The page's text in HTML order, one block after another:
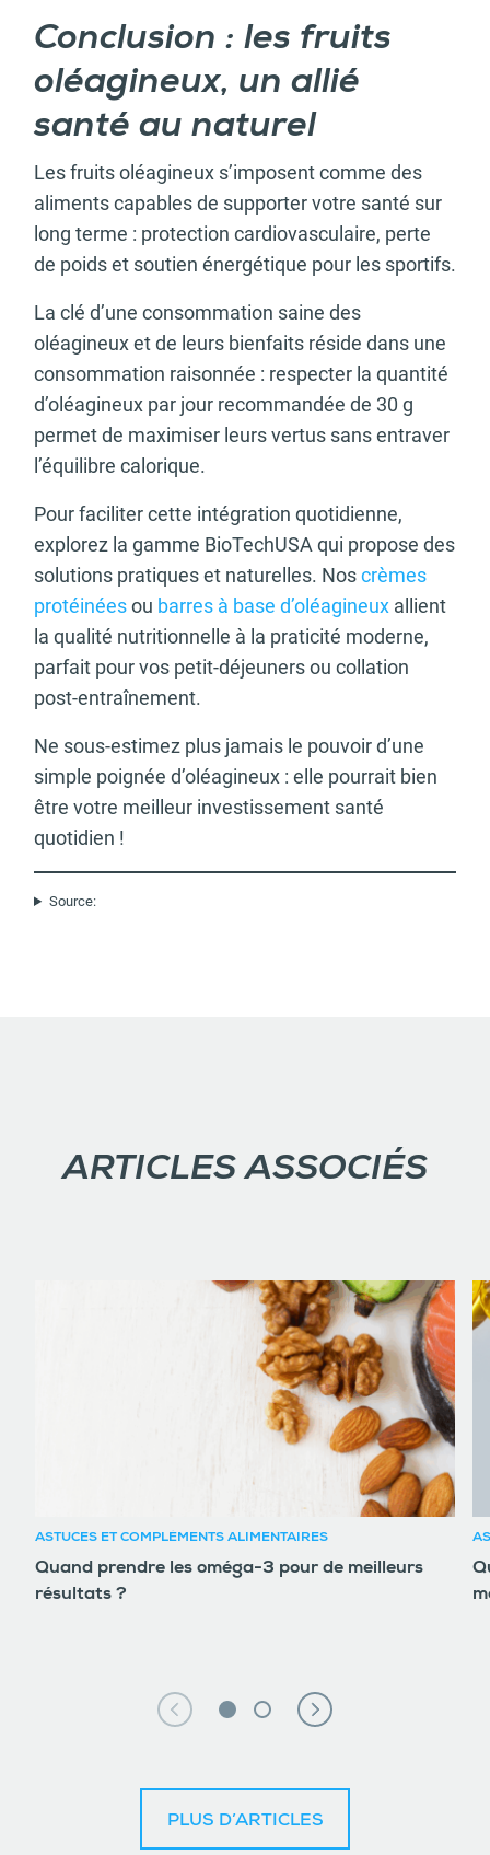
Conclusion : les fruits
oléagineux, un allié
santé au naturel
Les fruits oléagineux s’imposent comme des
aliments capables de supporter votre santé sur
long terme : protection cardiovasculaire, perte
de poids et soutien énergétique pour les sportifs.
La clé d’une consommation saine des
oléagineux et de leurs bienfaits réside dans une
consommation raisonnée : respecter la quantité
d’oléagineux par jour recommandée de 30 g
permet de maximiser leurs vertus sans entraver
l’équilibre calorique.
Pour faciliter cette intégration quotidienne,
explorez la gamme BioTechUSA qui propose des
solutions pratiques et naturelles. Noscrèmes
protéinéesou barres à base d’oléagineux allient
la qualité nutritionnelle à la praticité moderne,
parfait pour vos petit-déjeuners ou collation
post-entraînement.
Ne sous-estimez plus jamais le pouvoir d’une
simple poignée d’oléagineux : elle pourrait bien
être votre meilleur investissement santé
quotidien !
Source:
ARTICLES ASSOCIÉS
ASTUCES ET COMPLÉMENTS ALIMENTAIRES
Quand prendre les oméga-3 pour de meilleurs
résultats ?
PLUS D’ARTICLES